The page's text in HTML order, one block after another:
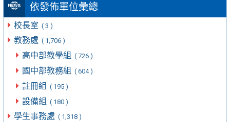
依發佈單位彙總
校長室 ( 3 )
教務處 ( 1,706 )
高中部教學組 ( 726 )
國中部教務組 ( 604 )
註冊組 ( 195 )
設備組 ( 180 )
學生事務處 ( 1,318 )